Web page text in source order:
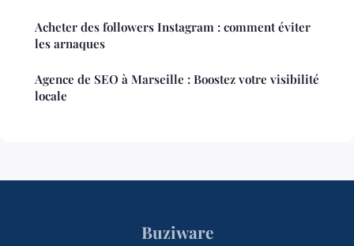
Acheter des followers Instagram : comment éviter
les arnaques
Agence de SEO à Marseille : Boostez votre visibilité
locale
Buziware